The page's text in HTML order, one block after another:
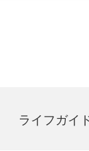
ライフガイ